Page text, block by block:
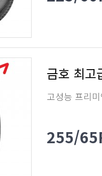
금호 최고
고성능 프리
255/